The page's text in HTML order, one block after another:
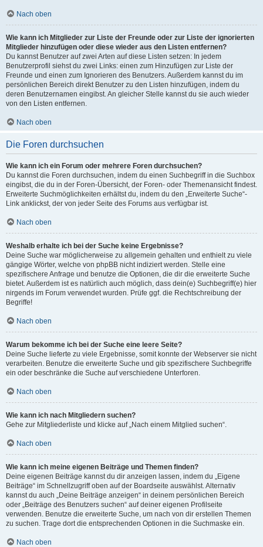
Nach oben
Wie kann ich Mitglieder zur Liste der Freunde oder zur Liste der ignorierten
Mitglieder hinzufügen oder diese wieder aus den Listen entfernen?
Du kannst Benutzer auf zwei Arten auf diese Listen setzen: In jedem
Benutzerprofil siehst du zwei Links: einen zum Hinzufügen zur Liste der
Freunde und einen zum Ignorieren des Benutzers. Außerdem kannst du im
persönlichen Bereich direkt Benutzer zu den Listen hinzufügen, indem du
deren Benutzernamen eingibst. An gleicher Stelle kannst du sie auch wieder
von den Listen entfernen.
Nach oben
Die Foren durchsuchen
Wie kann ich ein Forum oder mehrere Foren durchsuchen?
Du kannst die Foren durchsuchen, indem du einen Suchbegriff in die Suchbox
eingibst, die du in der Foren-Übersicht, der Foren- oder Themenansicht findest.
Erweiterte Suchmöglichkeiten erhältst du, indem du den „Erweiterte Suche“-
Link anklickst, der von jeder Seite des Forums aus verfügbar ist.
Nach oben
Weshalb erhalte ich bei der Suche keine Ergebnisse?
Deine Suche war möglicherweise zu allgemein gehalten und enthielt zu viele
gängige Wörter, welche von phpBB nicht indiziert werden. Stelle eine
spezifischere Anfrage und benutze die Optionen, die dir die erweiterte Suche
bietet. Außerdem ist es natürlich auch möglich, dass dein(e) Suchbegriff(e) hier
nirgends im Forum verwendet wurden. Prüfe ggf. die Rechtschreibung der
Begriffe!
Nach oben
Warum bekomme ich bei der Suche eine leere Seite?
Deine Suche lieferte zu viele Ergebnisse, somit konnte der Webserver sie nicht
verarbeiten. Benutze die erweiterte Suche und gib spezifischere Suchbegriffe
ein oder beschränke die Suche auf verschiedene Unterforen.
Nach oben
Wie kann ich nach Mitgliedern suchen?
Gehe zur Mitgliederliste und klicke auf „Nach einem Mitglied suchen“.
Nach oben
Wie kann ich meine eigenen Beiträge und Themen finden?
Deine eigenen Beiträge kannst du dir anzeigen lassen, indem du „Eigene
Beiträge“ im Schnellzugriff oben auf der Boardseite auswählst. Alternativ
kannst du auch „Deine Beiträge anzeigen“ in deinem persönlichen Bereich
oder „Beiträge des Benutzers suchen“ auf deiner eigenen Profilseite
verwenden. Benutze die erweiterte Suche, um nach von dir erstellen Themen
zu suchen. Trage dort die entsprechenden Optionen in die Suchmaske ein.
Nach oben